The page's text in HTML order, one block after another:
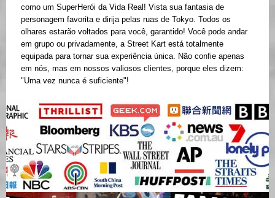
como um SuperHerói da Vida Real! Vista sua fantasia de
personagem favorita e dirija pelas ruas de Tokyo. Todos os
olhares estarão voltados para você, garantido! Você pode andar
em grupo ou privadamente, a Street Kart está totalmente
equipada para tornar sua experiência única. Não confie apenas
em nós, mas em nossos valiosos clientes, porque eles dizem:
"Uma vez nunca é suficiente"!